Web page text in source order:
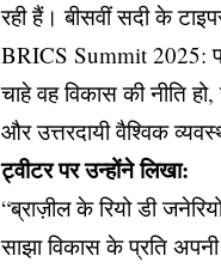
रही हैं। बीसवीं सदी के
BRICS Summit 2025:
चाहे वह विकास की नीति
और उत्तरदायी वैश्विक
ट्वीटर पर उन्होंने लिखा:
“ब्राज़ील के रियो डी
साझा विकास के प्रति